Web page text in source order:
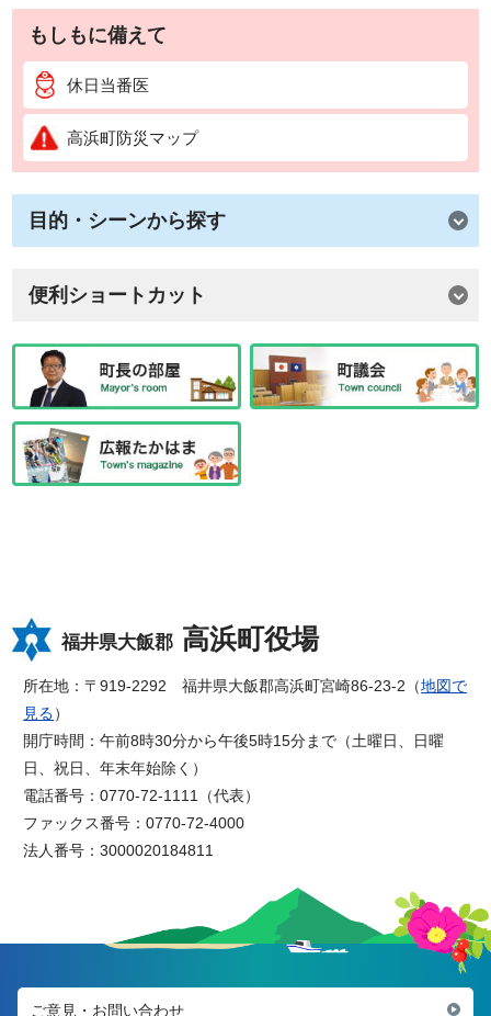
もしもに備えて
休日当番医
高浜町防災マップ
目的・シーンから探す
便利ショートカット
福井県大飯郡 高浜町役場
所在地：〒919-2292 福井県大飯郡高浜町宮崎86-23-2（地図で
見る）
開庁時間：午前8時30分から午後5時15分まで（土曜日、日曜
日、祝日、年末年始除く）
電話番号：0770-72-1111（代表）
ファックス番号：0770-72-4000
法人番号：3000020184811
ご意見・お問い合わせ